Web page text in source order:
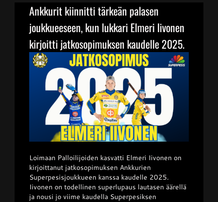
Junnupesis
Fanituotteet
Palvelut
Info
Yhteystiedot
Ankkurit kiinnitti tärkeän palasen
joukkueeseen, kun lukkari Elmeri Iivonen
kirjoitti jatkosopimuksen kaudelle 2025.
Loimaan Palloilijoiden kasvatti Elmeri Iivonen on
kirjoittanut jatkosopimuksen Ankkurien
Superpesisjoukkueen kanssa kaudelle 2025.
Iivonen on todellinen superlupaus lautasen äärellä
ja nousi jo viime kaudella Superpesiksen